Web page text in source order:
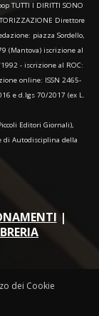
TUTTI I DIRITTI SONO
Direttore
piazza Sordello,
(Mantova) iscrizione al
- iscrizione al ROC:
online: ISSN 2465-
e d.lgs 70/2017 (ex L.
Editori Giornali),
di Autodisciplina della
|
dei Cookie